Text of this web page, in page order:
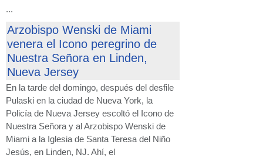
...
Arzobispo Wenski de Miami
venera el Icono peregrino de
Nuestra Señora en Linden,
Nueva Jersey
En la tarde del domingo, después del desfile
Pulaski en la ciudad de Nueva York, la
Policía de Nueva Jersey escoltó el Icono de
Nuestra Señora y al Arzobispo Wenski de
Miami a la Iglesia de Santa Teresa del Niño
Jesús, en Linden, NJ. Ahí, el